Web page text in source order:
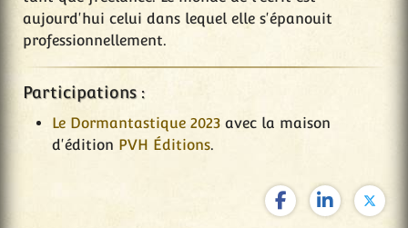
aujourd'hui celui dans lequel elle s'épanouit
professionnellement.
Participations :
Le Dormantastique 2023 avec la maison
d'édition PVH Éditions.